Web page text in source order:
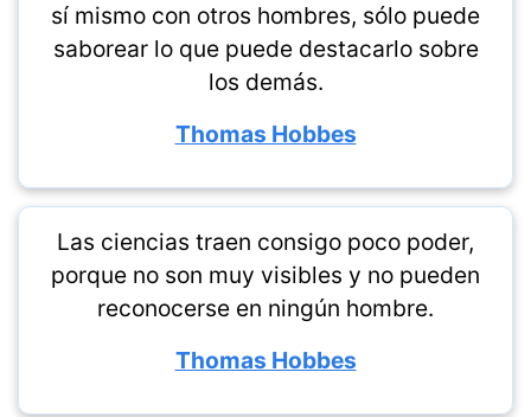
sí mismo con otros hombres, sólo puede
saborear lo que puede destacarlo sobre
los demás.
Thomas Hobbes
Las ciencias traen consigo poco poder,
porque no son muy visibles y no pueden
reconocerse en ningún hombre.
Thomas Hobbes